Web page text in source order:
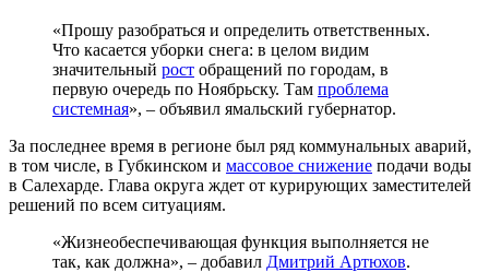
«Прошу разобраться и определить ответственных.
Что касается уборки снега: в целом видим
значительный рост обращений по городам, в
первую очередь по Ноябрьску. Там проблема
системная», – объявил ямальский губернатор.
За последнее время в регионе был ряд коммунальных аварий,
в том числе, в Губкинском и массовое снижение подачи воды
в Салехарде. Глава округа ждет от курирующих заместителей
решений по всем ситуациям.
«Жизнеобеспечивающая функция выполняется не
так, как должна», – добавил Дмитрий Артюхов.